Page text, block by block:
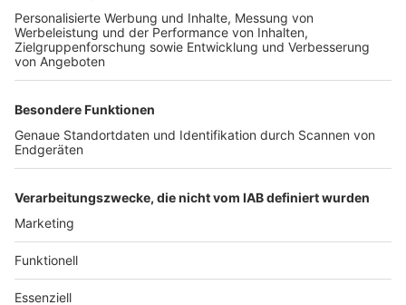
Freiburger Wochenbericht
Der Wochenbericht
wurde zum 31. Juli 2026
eingestellt.
News
Lokales